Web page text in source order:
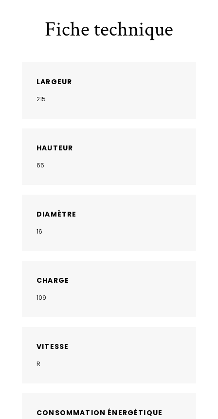
Fiche technique
LARGEUR
215
HAUTEUR
65
DIAMÈTRE
16
CHARGE
109
VITESSE
R
CONSOMMATION ÉNERGÉTIQUE